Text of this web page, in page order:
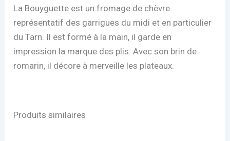
La Bouyguette est un fromage de chèvre
représentatif des garrigues du midi et en particulier
du Tarn. Il est formé à la main, il garde en
impression la marque des plis. Avec son brin de
romarin, il décore à merveille les plateaux.
Produits similaires